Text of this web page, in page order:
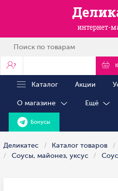
интернет-
?
Каталог Акции
О магазине Ещё
Бонусы
Деликатес Каталог товаров
Соусы, майонез, уксус